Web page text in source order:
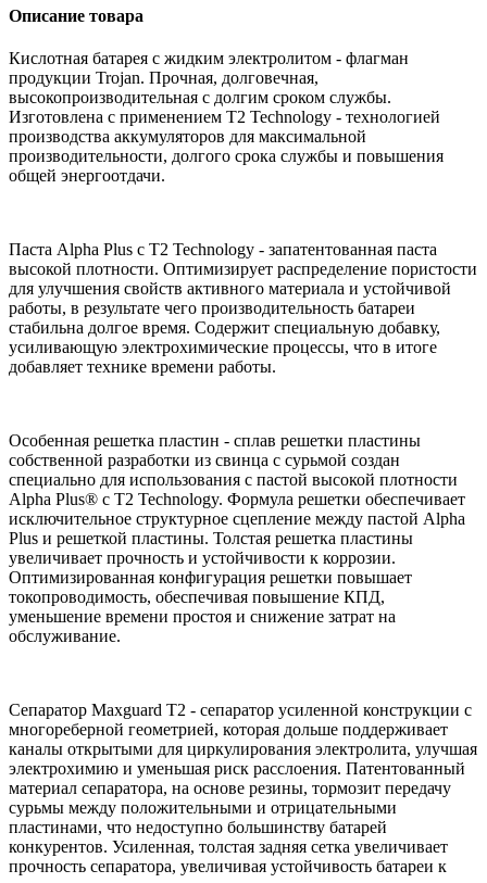
Описание товара
Кислотная батарея с жидким электролитом - флагман
продукции Trojan. Прочная, долговечная,
высокопроизводительная с долгим сроком службы.
Изготовлена с применением T2 Technology - технологией
производства аккумуляторов для максимальной
производительности, долгого срока службы и повышения
общей энергоотдачи.
Паста Alpha Plus с T2 Technology - запатентованная паста
высокой плотности. Оптимизирует распределение пористости
для улучшения свойств активного материала и устойчивой
работы, в результате чего производительность батареи
стабильна долгое время. Содержит специальную добавку,
усиливающую электрохимические процессы, что в итоге
добавляет технике времени работы.
Особенная решетка пластин - сплав решетки пластины
собственной разработки из свинца с сурьмой создан
специально для использования с пастой высокой плотности
Alpha Plus® с T2 Technology. Формула решетки обеспечивает
исключительное структурное сцепление между пастой Alpha
Plus и решеткой пластины. Толстая решетка пластины
увеличивает прочность и устойчивости к коррозии.
Оптимизированная конфигурация решетки повышает
токопроводимость, обеспечивая повышение КПД,
уменьшение времени простоя и снижение затрат на
обслуживание.
Сепаратор Maxguard T2 - сепаратор усиленной конструкции c
многореберной геометрией, которая дольше поддерживает
каналы открытыми для циркулирования электролита, улучшая
электрохимию и уменьшая риск расслоения. Патентованный
материал сепаратора, на основе резины, тормозит передачу
сурьмы между положительными и отрицательными
пластинами, что недоступно большинству батарей
конкурентов. Усиленная, толстая задняя сетка увеличивает
прочность сепаратора, увеличивая устойчивость батареи к